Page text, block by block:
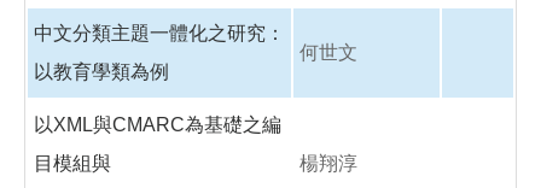
中文分類主題一體化之研究：
以教育學類為例
何世文
以XML與CMARC為基礎之編
目模組與
楊翔淳